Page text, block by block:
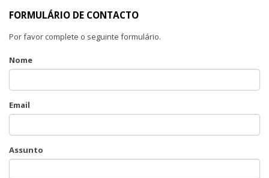
FORMULÁRIO DE CONTACTO
Por favor complete o seguinte formulário.
Nome
Email
Assunto